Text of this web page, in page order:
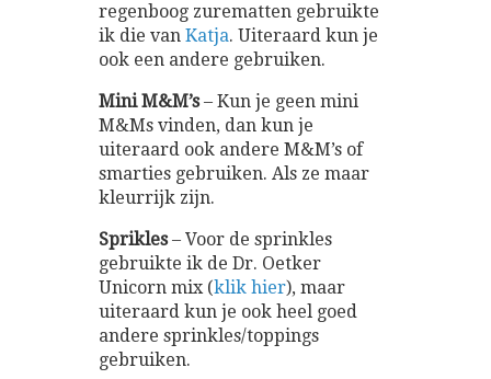
regenboog zurematten gebruikte
ik die van Katja. Uiteraard kun je
ook een andere gebruiken.
Mini M&M’s– Kun je geen mini
M&Ms vinden, dan kun je
uiteraard ook andere M&M’s of
smarties gebruiken. Als ze maar
kleurrijk zijn.
Sprikles– Voor de sprinkles
gebruikte ik de Dr. Oetker
Unicorn mix (klik hier), maar
uiteraard kun je ook heel goed
andere sprinkles/toppings
gebruiken.